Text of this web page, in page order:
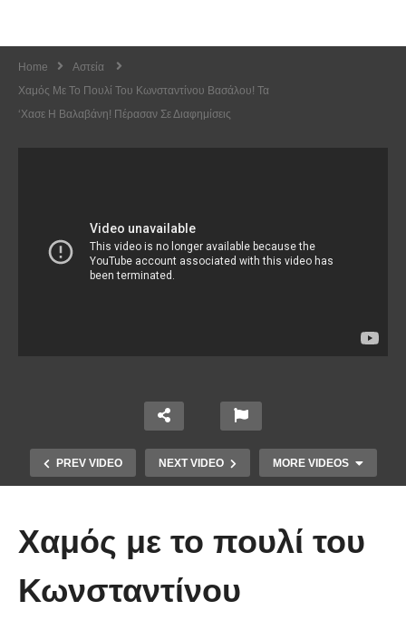
Home
Αστεία
Χαμός Με Το Πουλί Του Κωνσταντίνου Βασάλου! Τα
‘χασε Η Βαλαβάνη! Πέρασαν Σε Διαφημίσεις
PREV VIDEO NEXT VIDEO MORE VIDEOS
Χαμός με το πουλί του
Κωνσταντίνου